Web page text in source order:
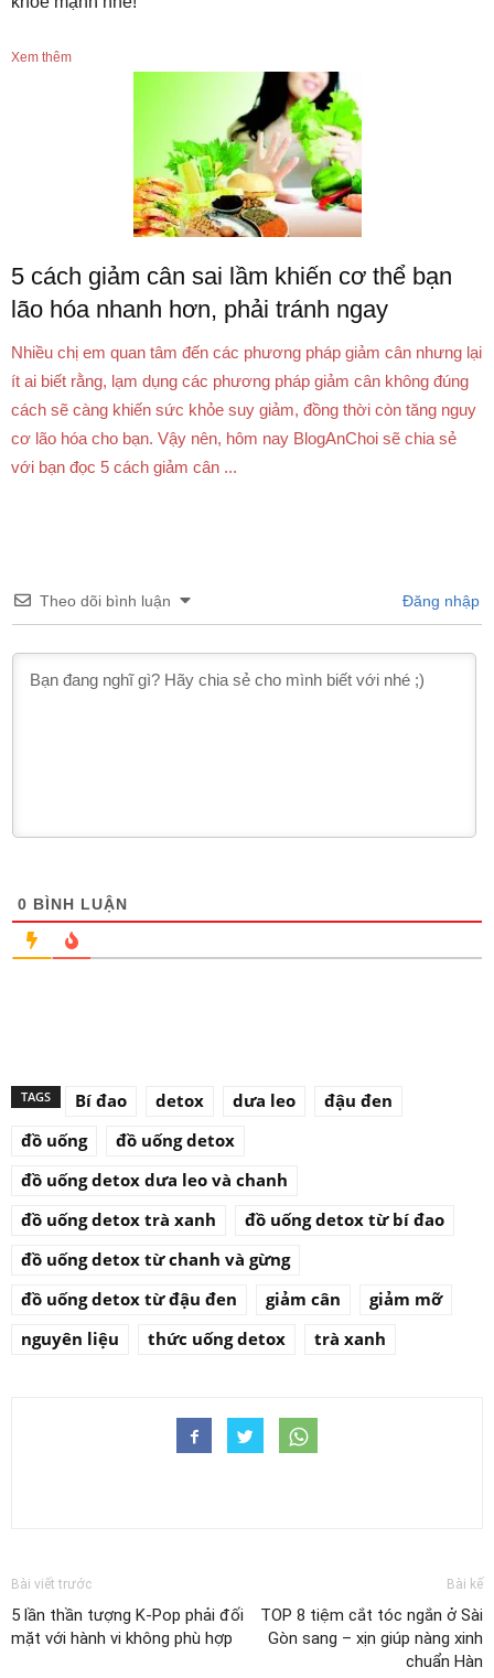
Xem thêm
5 cách giảm cân sai lầm khiến cơ thể bạn
lão hóa nhanh hơn, phải tránh ngay
Nhiều chị em quan tâm đến các phương pháp giảm cân nhưng lại
ít ai biết rằng, lạm dụng các phương pháp giảm cân không đúng
cách sẽ càng khiến sức khỏe suy giảm, đồng thời còn tăng nguy
cơ lão hóa cho bạn. Vậy nên, hôm nay BlogAnChoi sẽ chia sẻ
với bạn đọc 5 cách giảm cân ...
Theo dõi bình luận Đăng nhập
0 BÌNH LUẬN
TAGS Bí đao detox dưa leo
đậu đen
đồ uống
đồ uống detox
đồ uống detox dưa leo và chanh
đồ uống detox trà xanh
đồ uống detox từ bí đao
đồ uống detox từ chanh và gừng
đồ uống detox từ đậu đen
giảm cân
giảm mỡ
nguyên liệu
thức uống detox trà xanh
Bài viết trước
5 lần thần tượng K-Pop phải đối
mặt với hành vi không phù hợp
Bài kế
TOP 8 tiệm cắt tóc ngắn ở Sài
Gòn sang – xịn giúp nàng xinh
chuẩn Hàn